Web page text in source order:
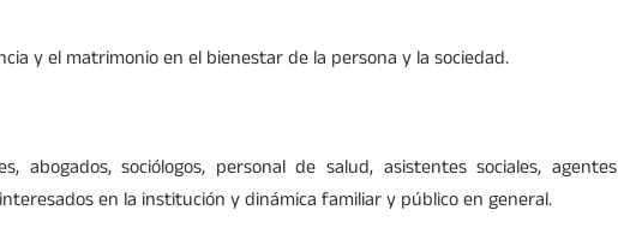
y el matrimonio en el bienestar de la persona y la sociedad.
abogados, sociólogos, personal de salud, asistentes sociales, agentes
en la institución y dinámica familiar y público en general.